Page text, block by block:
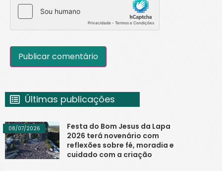
Últimas publicações
Festa do Bom Jesus da Lapa
2026 terá novenário com
reflexões sobre fé, moradia e
cuidado com a criação
08/07/2026